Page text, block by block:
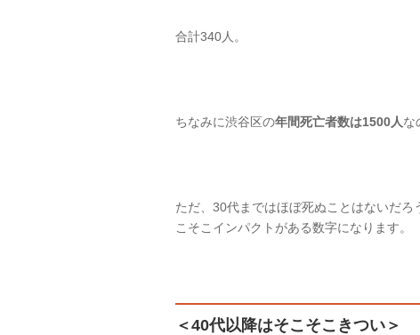
合計340人。
ちなみに渋谷区の年間死亡者数は1500人な
ただ、30代まではほぼ死ぬことはないだ
こそこインパクトがある数字になります。
＜40代以降はそこそこきつい＞